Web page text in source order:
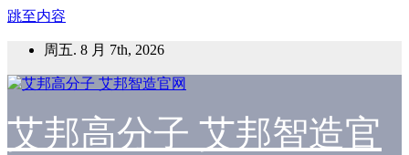
跳至内容
周五. 8 月 7th, 2026
艾邦高分子 艾邦智造官